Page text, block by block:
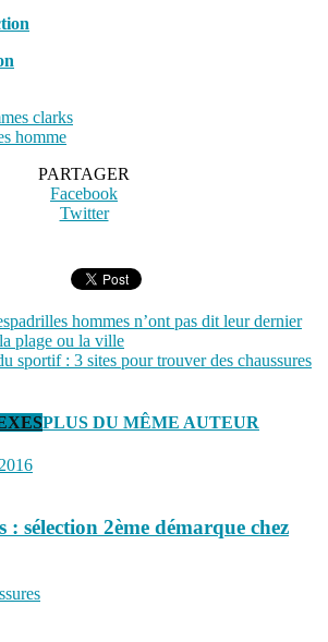
clarks
homme
PARTAGER
Facebook
Twitter
hommes n’ont pas dit leur dernier
plage ou la ville
sportif : 3 sites pour trouver des chaussures
PLUS DU MÊME AUTEUR
: sélection 2ème démarque chez